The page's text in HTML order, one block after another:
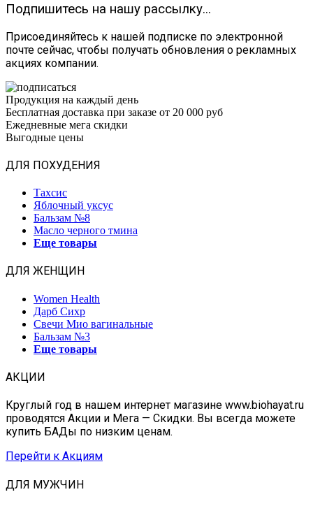
Подпишитесь на нашу рассылку...
Присоединяйтесь к нашей подписке по электронной
почте сейчас, чтобы получать обновления о рекламных
акциях компании.
Продукция на каждый день
Бесплатная доставка при заказе от 20 000 руб
Ежедневные мега скидки
Выгодные цены
ДЛЯ ПОХУДЕНИЯ
Тахсис
Яблочный уксус
Бальзам №8
Масло черного тмина
Еще товары
ДЛЯ ЖЕНЩИН
Women Health
Дарб Сихр
Свечи Мио вагинальные
Бальзам №3
Еще товары
АКЦИИ
Круглый год в нашем интернет магазине www.biohayat.ru
проводятся Акции и Мега — Скидки. Вы всегда можете
купить БАДы по низким ценам.
Перейти к Акциям
ДЛЯ МУЖЧИН